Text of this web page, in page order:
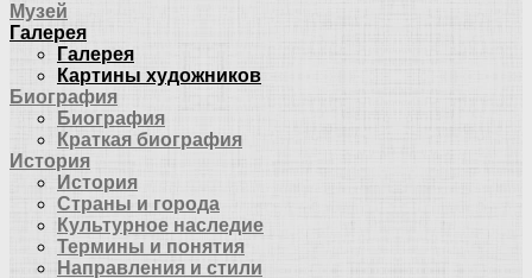
Музей
Галерея
Галерея
Картины художников
Биография
Биография
Краткая биография
История
История
Страны и города
Культурное наследие
Термины и понятия
Направления и стили